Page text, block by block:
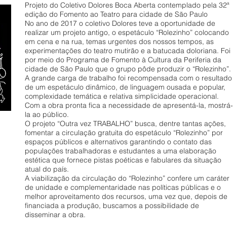
Projeto do Coletivo Dolores Boca Aberta contemplado pela 32ª
edição do Fomento ao Teatro para cidade de São Paulo
No ano de 2017 o coletivo Dolores teve a oportunidade de
realizar um projeto antigo, o espetáculo “Rolezinho” colocando
em cena e na rua, temas urgentes dos nossos tempos, as
experimentações do teatro mutirão e a batucada doloriana. Foi
por meio do Programa de Fomento à Cultura da Periferia da
cidade de São Paulo que o grupo pôde produzir o “Rolezinho”.
A grande carga de trabalho foi recompensada com o resultado
de um espetáculo dinâmico, de linguagem ousada e popular,
complexidade temática e relativa simplicidade operacional.
Com a obra pronta fica a necessidade de apresentá-la, mostrá-
la ao público.
O projeto “Outra vez TRABALHO” busca, dentre tantas ações,
fomentar a circulação gratuita do espetáculo “Rolezinho” por
espaços públicos e alternativos garantindo o contato das
populações trabalhadoras e estudantes a uma elaboração
estética que fornece pistas poéticas e fabulares da situação
atual do país.
A viabilização da circulação do “Rolezinho” confere um caráter
de unidade e complementaridade nas políticas públicas e o
melhor aproveitamento dos recursos, uma vez que, depois de
financiada a produção, buscamos a possibilidade de
disseminar a obra.